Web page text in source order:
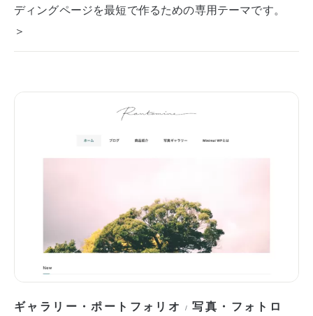
ディングページを最短で作るための専用テーマです。
＞
ギャラリー・ポートフォリオ /写真・フォトロ